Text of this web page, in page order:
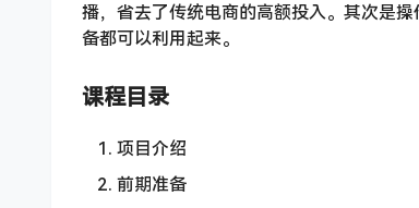
播，省去了传统电商的高额投入。其次是
备都可以利用起来。
课程目录
项目介绍
前期准备